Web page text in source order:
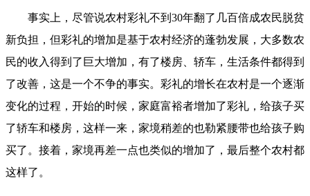
事实上，尽管说农村彩礼不到30年翻了几百倍成农民脱贫
新负担，但彩礼的增加是基于农村经济的蓬勃发展，大多数农
民的收入得到了巨大增加，有了楼房、轿车，生活条件都得到
了改善，这是一个不争的事实。彩礼的增长在农村是一个逐渐
变化的过程，开始的时候，家庭富裕者增加了彩礼，给孩子买
了轿车和楼房，这样一来，家境稍差的也勒紧腰带也给孩子购
买了。接着，家境再差一点也类似的增加了，最后整个农村都
这样了。